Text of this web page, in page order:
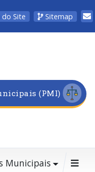
do Site Sitemap
(PMI)
Municipais